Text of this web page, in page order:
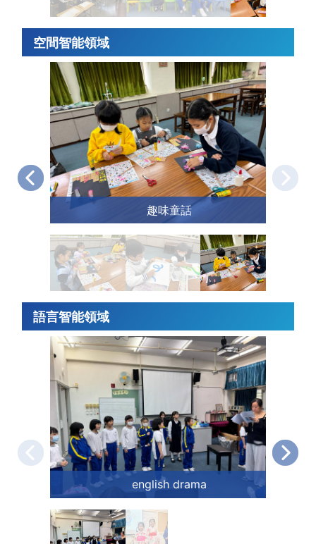
空間智能領域
趣味童話
語言智能領域
english drama